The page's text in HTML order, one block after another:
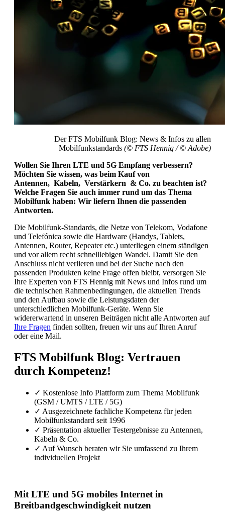
Der FTS Mobilfunk Blog: News & Infos zu allen
Mobilfunkstandards (© FTS Hennig /© Adobe)
Wollen Sie Ihren LTE und 5G Empfang verbessern?
Möchten Sie wissen, was beim Kauf von
Antennen, Kabeln, Verstärkern & Co. zu beachten ist?
Welche Fragen Sie auch immer rund um das Thema
Mobilfunk haben: Wir liefern Ihnen die passenden
Antworten.
Die Mobilfunk-Standards, die Netze von Telekom, Vodafone
und Telefónica sowie die Hardware (Handys, Tablets,
Antennen, Router, Repeater etc.) unterliegen einem ständigen
und vor allem recht schnelllebigen Wandel. Damit Sie den
Anschluss nicht verlieren und bei der Suche nach den
passenden Produkten keine Frage offen bleibt, versorgen Sie
Ihre Experten von FTS Hennig mit News und Infos rund um
die technischen Rahmenbedingungen, die aktuellen Trends
und den Aufbau sowie die Leistungsdaten der
unterschiedlichen Mobilfunk-Geräte. Wenn Sie
widererwartend in unseren Beiträgen nicht alle Antworten auf
Ihre Fragen finden sollten, freuen wir uns auf Ihren Anruf
oder eine Mail.
FTS Mobilfunk Blog: Vertrauen
durch Kompetenz!
✓ Kostenlose Info Plattform zum Thema Mobilfunk
(GSM / UMTS / LTE / 5G)
✓ Ausgezeichnete fachliche Kompetenz für jeden
Mobilfunkstandard seit 1996
✓ Präsentation aktueller Testergebnisse zu Antennen,
Kabeln & Co.
✓ Auf Wunsch beraten wir Sie umfassend zu Ihrem
individuellen Projekt
Mit LTE und 5G mobiles Internet in
Breitbandgeschwindigkeit nutzen